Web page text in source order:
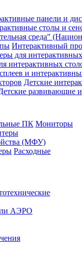
панели и
столы и
среда"
Интерактивный
для
интерактивных
и
Детские
развивающие
ПК Мониторы
(МФУ)
Расходные
АЭРО